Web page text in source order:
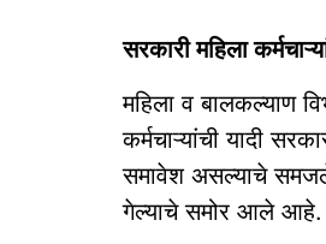
सरकारी महिला
महिला व बालकल्याण
कर्मचाऱ्यांची यादी
समावेश असल्याचे
गेल्याचे समोर आले आहे.